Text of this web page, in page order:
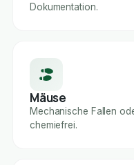
Dokumentation.
Mäuse
Mechanische Fallen
chemiefrei.